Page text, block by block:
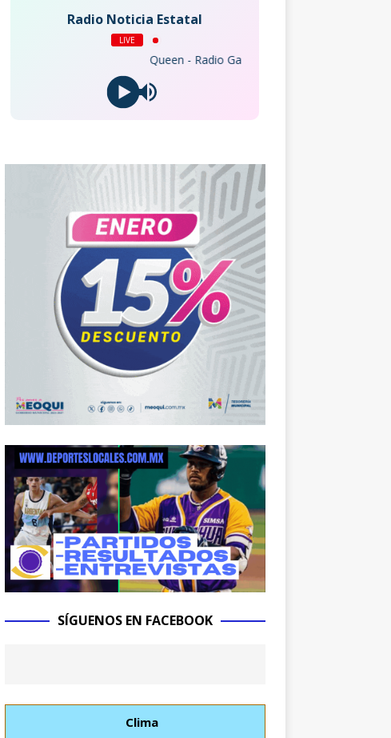
Radio Noticia Estatal
LIVE
Queen - Radio Ga Ga (Remastered 2011)
SÍGUENOS EN FACEBOOK
Clima